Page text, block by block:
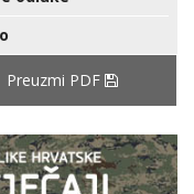
Preuzmi PDF